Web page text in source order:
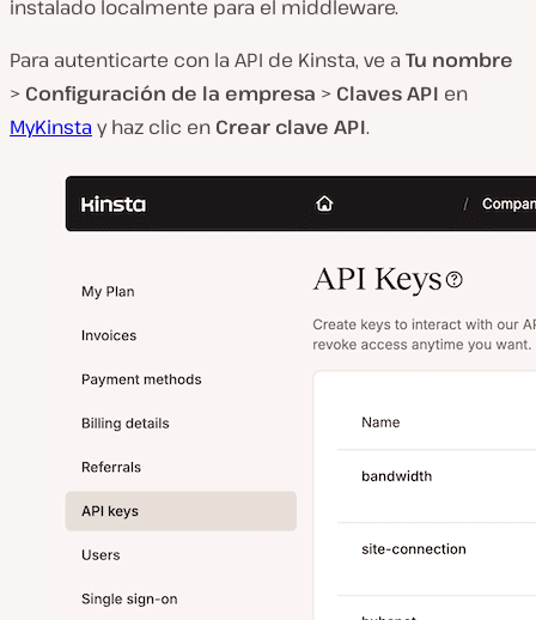
instalado localmente para el middleware.
Para autenticarte con la API de Kinsta, ve a Tu nombre
> Configuración de la empresa > Claves API en
MyKinstay haz clic en Crear clave API.